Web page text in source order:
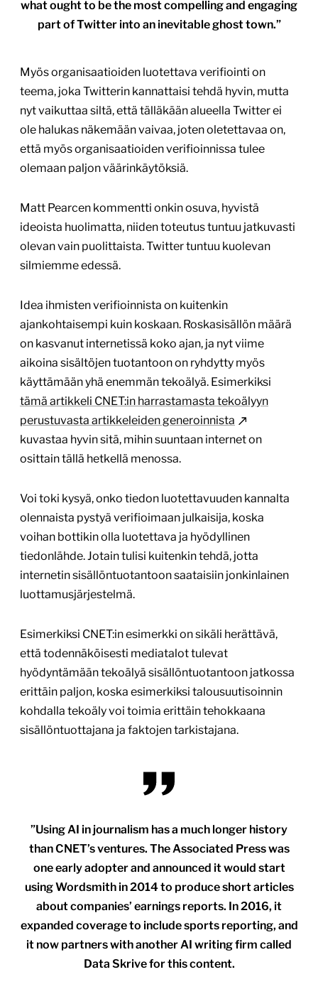
what ought to be the most compelling and engaging
part of Twitter into an inevitable ghost town.”
Myös organisaatioiden luotettava verifiointi on
teema, joka Twitterin kannattaisi tehdä hyvin, mutta
nyt vaikuttaa siltä, että tälläkään alueella Twitter ei
ole halukas näkemään vaivaa, joten oletettavaa on,
että myös organisaatioiden verifioinnissa tulee
olemaan paljon väärinkäytöksiä.
Matt Pearcen kommentti onkin osuva, hyvistä
ideoista huolimatta, niiden toteutus tuntuu jatkuvasti
olevan vain puolittaista. Twitter tuntuu kuolevan
silmiemme edessä.
Idea ihmisten verifioinnista on kuitenkin
ajankohtaisempi kuin koskaan. Roskasisällön määrä
on kasvanut internetissä koko ajan, ja nyt viime
aikoina sisältöjen tuotantoon on ryhdytty myös
käyttämään yhä enemmän tekoälyä. Esimerkiksi
tämä artikkeli CNET:in harrastamasta tekoälyyn
perustuvasta artikkeleiden generoinnista
kuvastaa hyvin sitä, mihin suuntaan internet on
osittain tällä hetkellä menossa.
Voi toki kysyä, onko tiedon luotettavuuden kannalta
olennaista pystyä verifioimaan julkaisija, koska
voihan bottikin olla luotettava ja hyödyllinen
tiedonlähde. Jotain tulisi kuitenkin tehdä, jotta
internetin sisällöntuotantoon saataisiin jonkinlainen
luottamusjärjestelmä.
Esimerkiksi CNET:in esimerkki on sikäli herättävä,
että todennäköisesti mediatalot tulevat
hyödyntämään tekoälyä sisällöntuotantoon jatkossa
erittäin paljon, koska esimerkiksi talousuutisoinnin
kohdalla tekoäly voi toimia erittäin tehokkaana
sisällöntuottajana ja faktojen tarkistajana.
”Using AI in journalism has a much longer history
than CNET’s ventures. The Associated Press was
one early adopter and announced it would start
using Wordsmith in 2014 to produce short articles
about companies’ earnings reports. In 2016, it
expanded coverage to include sports reporting, and
it now partners with another AI writing firm called
Data Skrive for this content.